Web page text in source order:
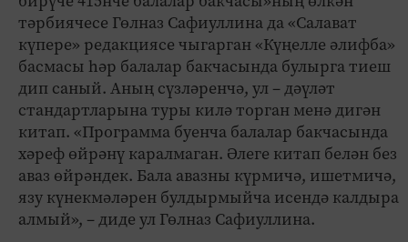
тәрбиячесе Гөлназ Сафиуллина да «Салават
күпере» редакциясе чыгарган «Күңелле әлифба»
басмасы һәр балалар бакчасында булырга тиеш
дип саный. Аның сүзләренчә, ул – дәүләт
стандартларына туры килә торган менә дигән
китап. «Программа буенча балалар бакчасында
хәреф өйрәнү каралмаган. Әлеге китап белән без
аваз өйрәндек. Бала авазны күрмичә, ишетмичә,
язу күнекмәләрен булдырмыйча исендә калдыра
алмый», – диде ул Гөлназ Сафиуллина.